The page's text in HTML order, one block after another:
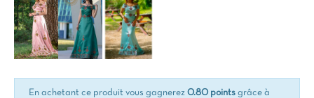
En achetant ce produit vous gagnerez 0.80 points grâce à